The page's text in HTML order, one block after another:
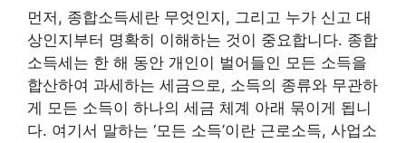
먼저, 종합소득세란 무엇인지, 그리고 누가 신고 대
상인지부터 명확히 이해하는 것이 중요합니다. 종합
소득세는 한 해 동안 개인이 벌어들인 모든 소득을
합산하여 과세하는 세금으로, 소득의 종류와 무관하
게 모든 소득이 하나의 세금 체계 아래 묶이게 됩니
다. 여기서 말하는 ‘모든 소득’이란 근로소득, 사업소